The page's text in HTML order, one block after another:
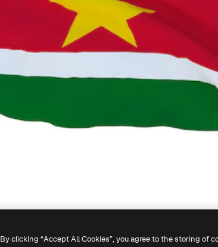
By clicking “Accept All Cookies”, you agree to the storing of